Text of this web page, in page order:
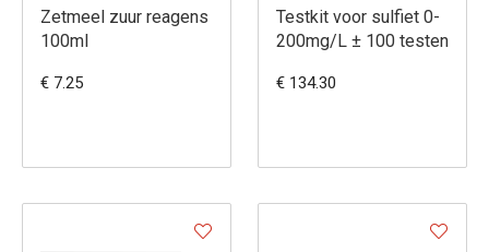
Zetmeel zuur reagens
100ml
€ 7.25
Testkit voor sulfiet 0-
200mg/L ± 100 testen
€ 134.30